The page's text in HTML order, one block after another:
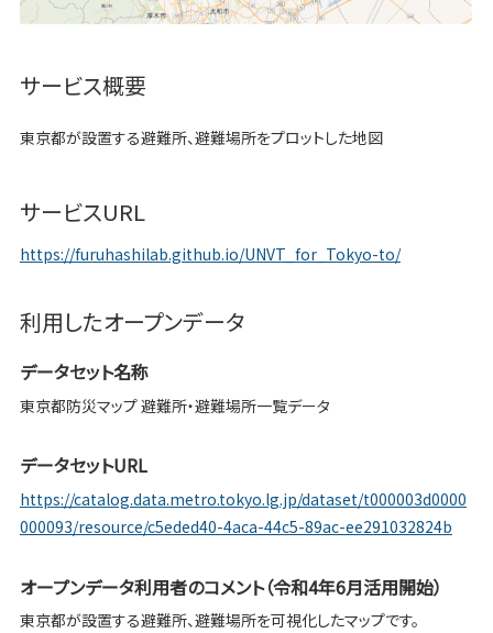
サービス概要
東京都が設置する避難所、避難場所をプロットした地図
サービスURL
https://furuhashilab.github.io/UNVT_for_Tokyo-to/
利用したオープンデータ
データセット名称
東京都防災マップ 避難所・避難場所一覧データ
データセットURL
https://catalog.data.metro.tokyo.lg.jp/dataset/t000003d0000
000093/resource/c5eded40-4aca-44c5-89ac-ee291032824b
オープンデータ利用者のコメント（令和4年6月活用開始）
東京都が設置する避難所、避難場所を可視化したマップです。